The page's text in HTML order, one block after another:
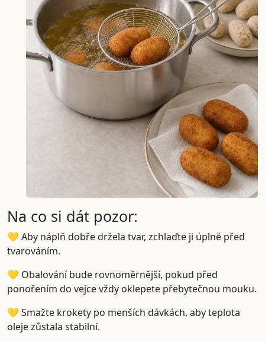
Na co si dát pozor:
💛 Aby náplň dobře držela tvar, zchlaďte ji úplně před
tvarováním.
💛 Obalování bude rovnoměrnější, pokud před
ponořením do vejce vždy oklepete přebytečnou mouku.
💛 Smažte krokety po menších dávkách, aby teplota
oleje zůstala stabilní.